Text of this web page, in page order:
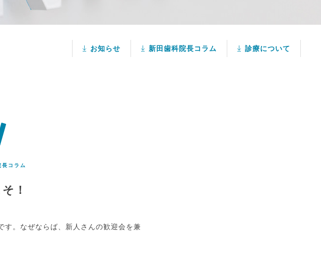
お知らせ 新田歯科院長コラム 診療について
長コラム
！
す。なぜならば、新人さんの歓迎会を兼